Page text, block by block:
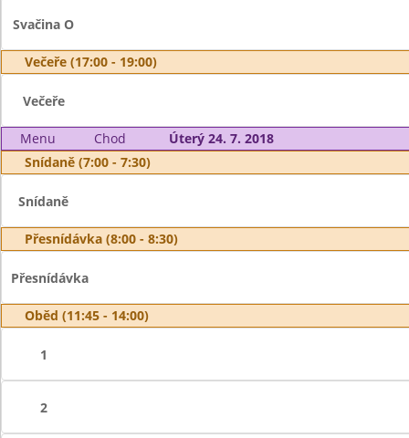
Svačina O
Večeře (17:00 - 19:00)
Večeře
Menu Chod
Úterý 24. 7. 2018
Snídaně (7:00 - 7:30)
Snídaně
Přesnídávka (8:00 - 8:30)
Přesnídávka
Oběd (11:45 - 14:00)
1
2